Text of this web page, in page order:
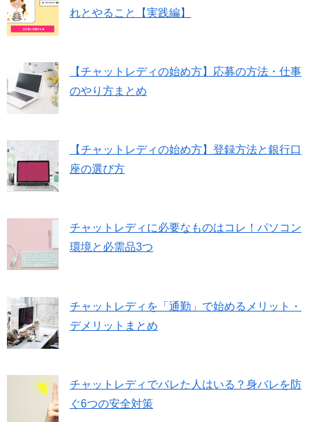
れとやること【実践編】
【チャットレディの始め方】応募の方法・仕事
のやり方まとめ
【チャットレディの始め方】登録方法と銀行口
座の選び方
チャットレディに必要なものはコレ！パソコン
環境と必需品3つ
チャットレディを「通勤」で始めるメリット・
デメリットまとめ
チャットレディでバレた人はいる？身バレを防
ぐ6つの安全対策